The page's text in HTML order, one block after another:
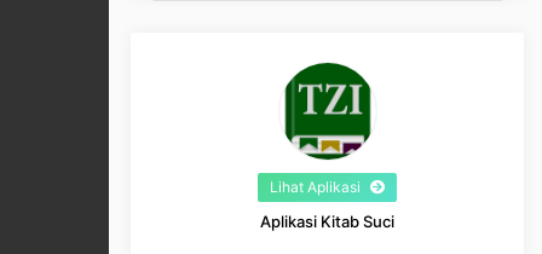
Lihat Aplikasi
Aplikasi Kitab Suci